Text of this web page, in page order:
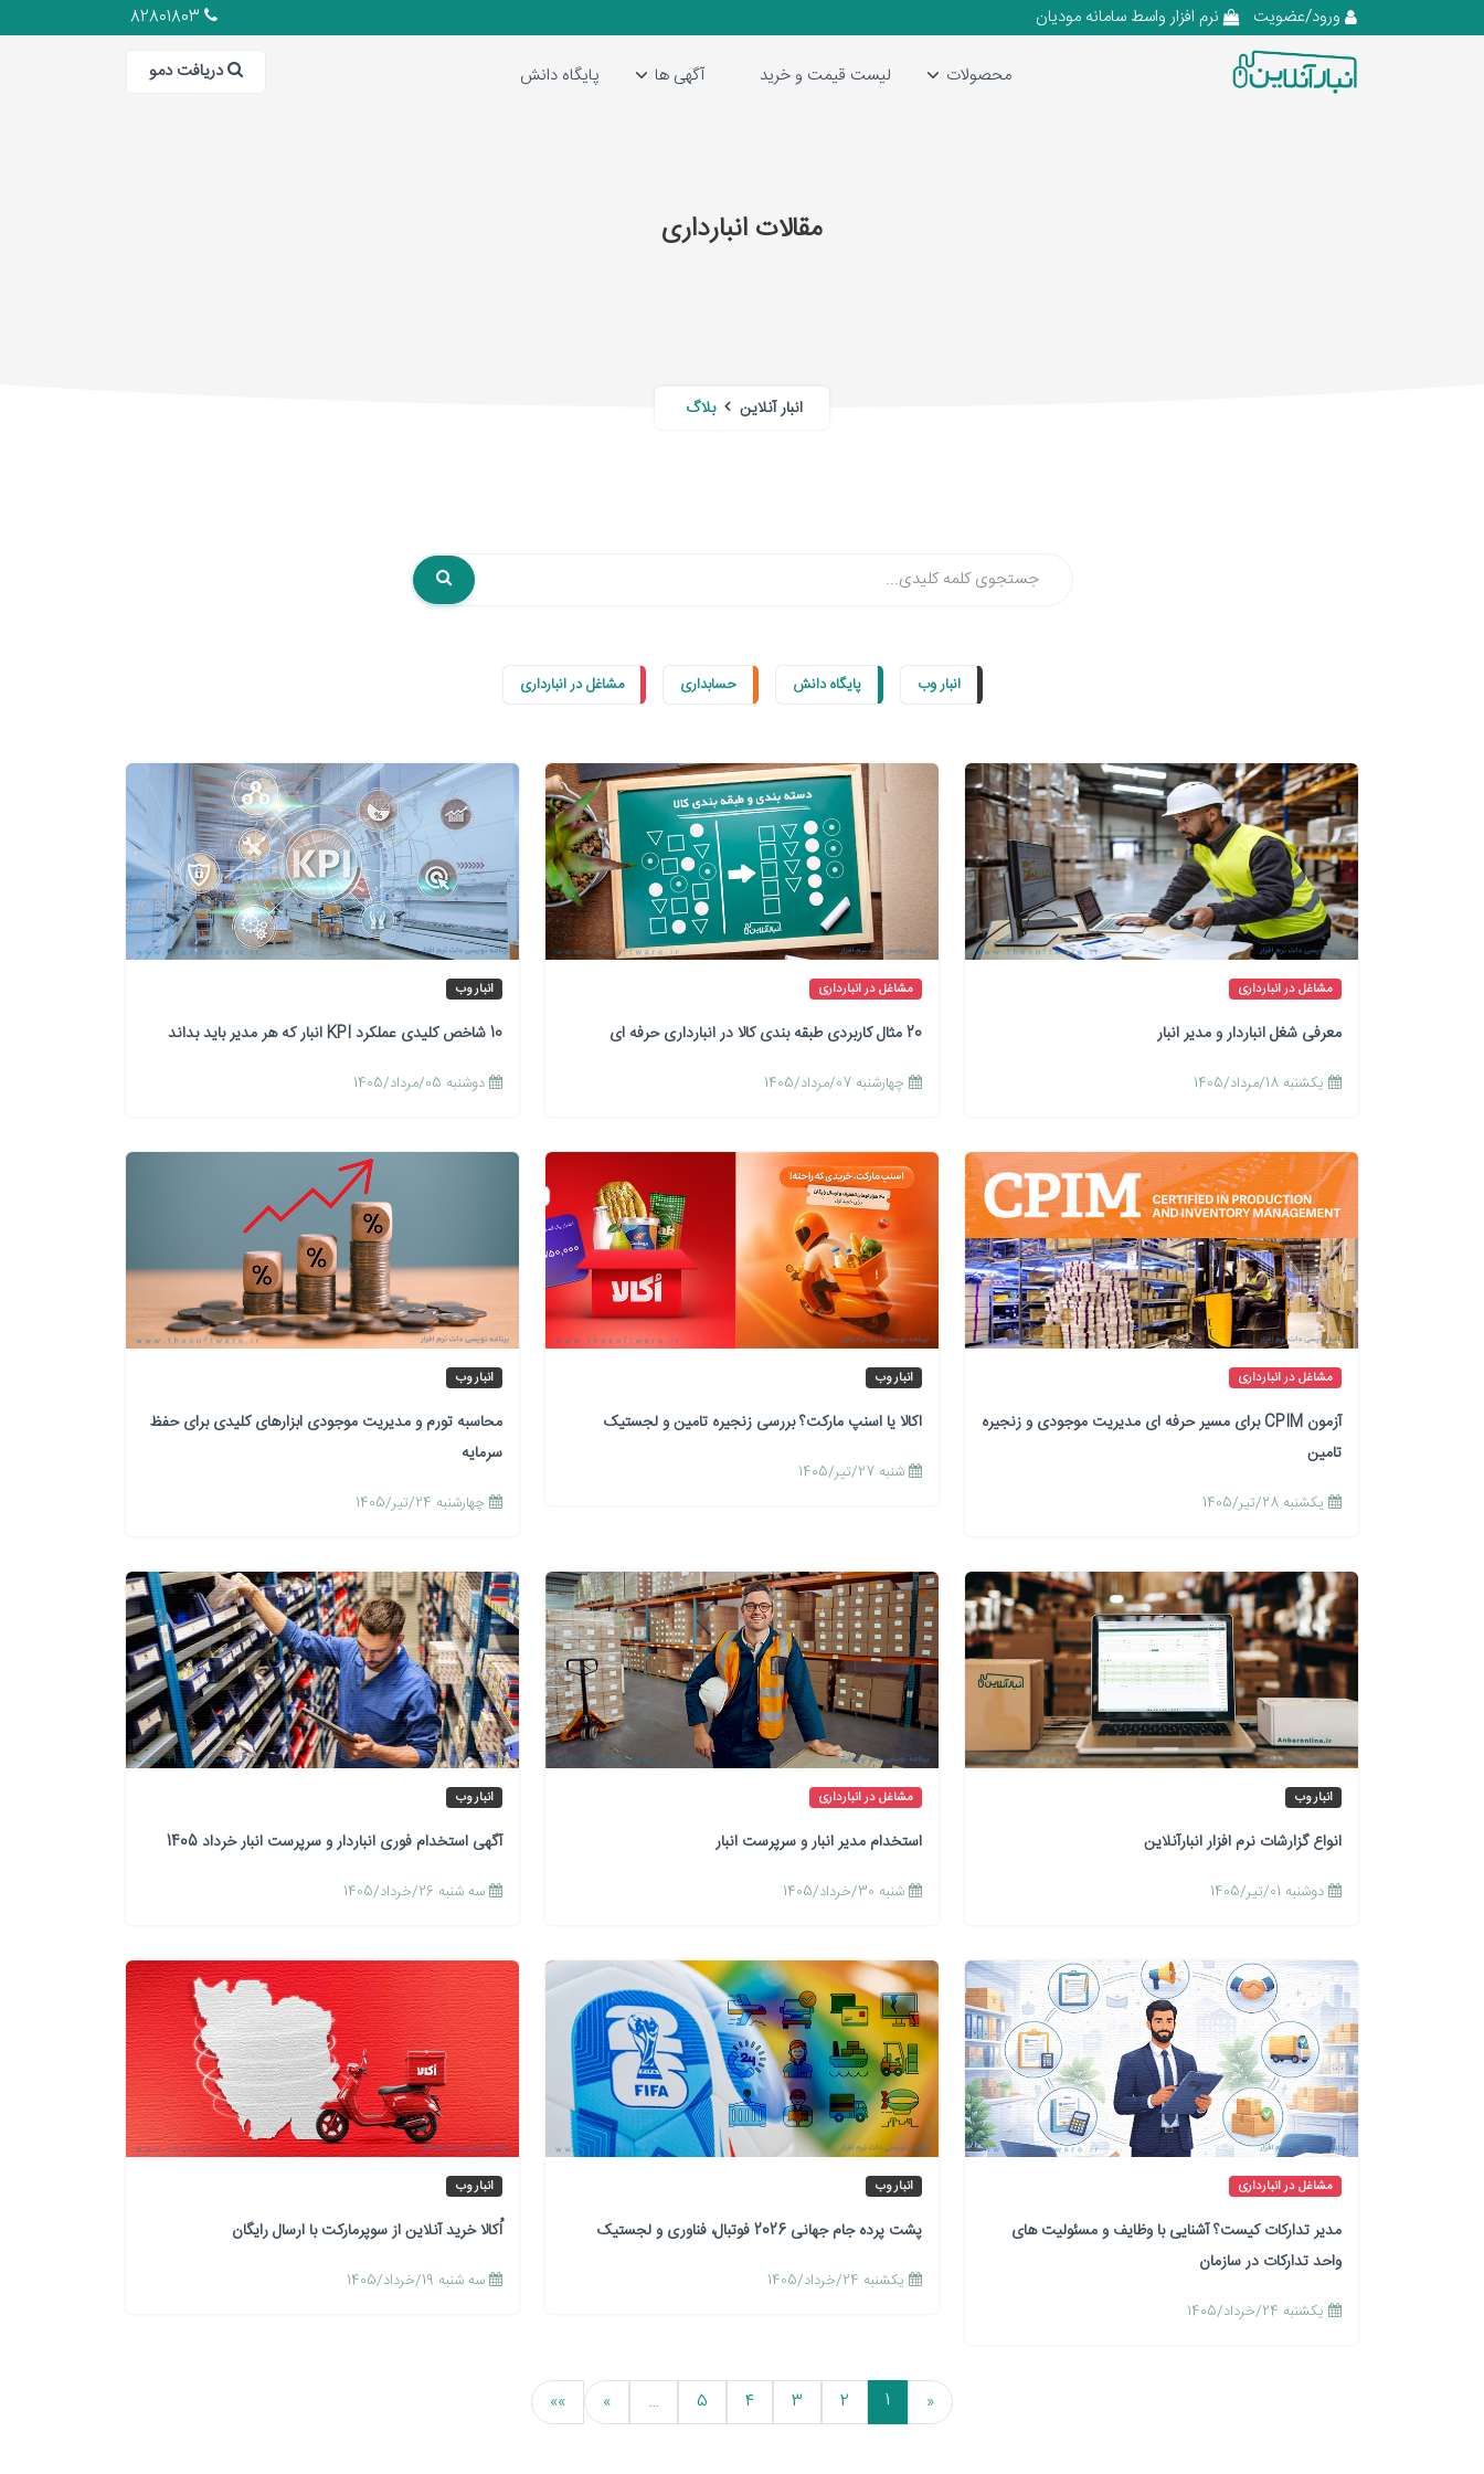
ورود/عضویت نرم افزار واسط سامانه مودیان
دریافت دمو
محصولات لیست قیمت و خرید آگهی ها پایگاه دانش
مقالات انبارداری
انبار آنلاین بلاگ
انبار وب پایگاه دانش حسابداری مشاغل در انبارداری
مشاغل در انبارداری
معرفی شغل انباردار و مدیر انبار
يكشنبه 18/مرداد/1405
مشاغل در انبارداری
20 مثال کاربردی طبقه بندی کالا در انبارداری حرفه ای
چهارشنبه 07/مرداد/1405
انبار وب
10 شاخص کلیدی عملکرد KPI انبار که هر مدیر باید بداند
دوشنبه 05/مرداد/1405
مشاغل در انبارداری
آزمون CPIM برای مسیر حرفه ای مدیریت موجودی و زنجیره
تامین
يكشنبه 28/تیر/1405
انبار وب
اکالا یا اسنپ مارکت؟ بررسی زنجیره تامین و لجستیک
شنبه 27/تیر/1405
انبار وب
محاسبه تورم و مدیریت موجودی ابزارهای کلیدی برای حفظ
سرمایه
چهارشنبه 24/تیر/1405
انبار وب
انواع گزارشات نرم افزار انبارآنلاین
دوشنبه 01/تیر/1405
مشاغل در انبارداری
استخدام مدیر انبار و سرپرست انبار
شنبه 30/خرداد/1405
انبار وب
آگهی استخدام فوری انباردار و سرپرست انبار خرداد 1405
سه شنبه 26/خرداد/1405
مشاغل در انبارداری
مدیر تدارکات کیست؟ آشنایی با وظایف و مسئولیت های
واحد تدارکات در سازمان
يكشنبه 24/خرداد/1405
انبار وب
پشت پرده جام جهانی 2026 فوتبال، فناوری و لجستیک
يكشنبه 24/خرداد/1405
انبار وب
اُکالا خرید آنلاین از سوپرمارکت با ارسال رایگان
سه شنبه 19/خرداد/1405
«
1
2
3
4
5
…
»
»»